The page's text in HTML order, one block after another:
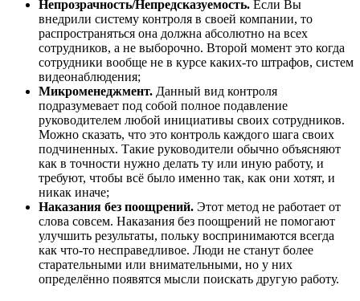
Непрозрачность/Непредсказуемость. Если Вы
внедрили систему контроля в своей компании, то
распространяться она должна абсолютно на всех
сотрудников, а не выборочно. Второй момент это когда
сотрудники вообще не в курсе каких-то штрафов, систем
видеонаблюдения;
Микроменеджмент. Данный вид контроля
подразумевает под собой полное подавление
руководителем любой инициативы своих сотрудников.
Можно сказать, что это контроль каждого шага своих
подчиненных. Такие руководители обычно объясняют
как в точности нужно делать ту или иную работу, и
требуют, чтобы всё было именно так, как они хотят, и
никак иначе;
Наказания без поощрений. Этот метод не работает от
слова совсем. Наказания без поощрений не помогают
улучшить результаты, польку воспринимаются всегда
как что-то несправедливое. Люди не станут более
старательными или внимательными, но у них
определённо появятся мысли поискать другую работу.